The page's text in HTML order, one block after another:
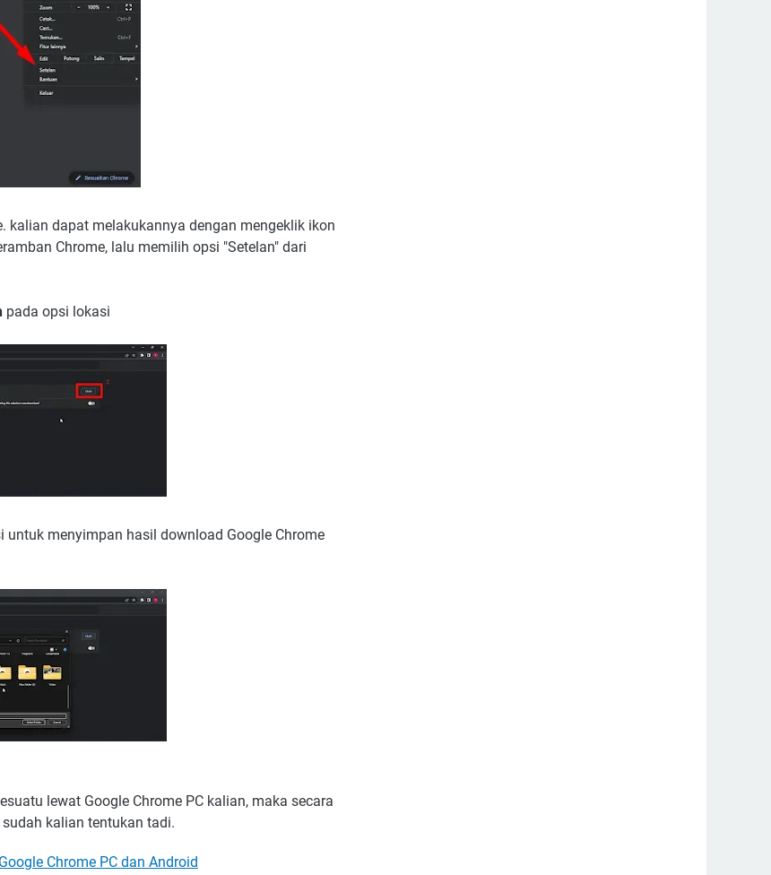
kalian dapat melakukannya dengan mengeklik ikon
Chrome, lalu memilih opsi "Setelan" dari
pada opsi lokasi
menyimpan hasil download Google Chrome
lewat Google Chrome PC kalian, maka secara
kalian tentukan tadi.
Chrome PC dan Android